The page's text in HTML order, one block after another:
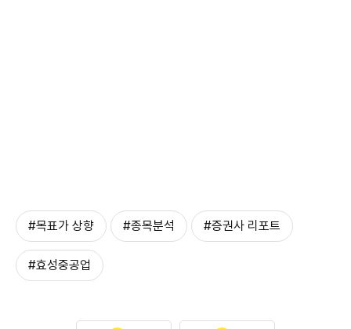
#목표가 상향 #종목분석 #증권사 리포트
#효성중공업